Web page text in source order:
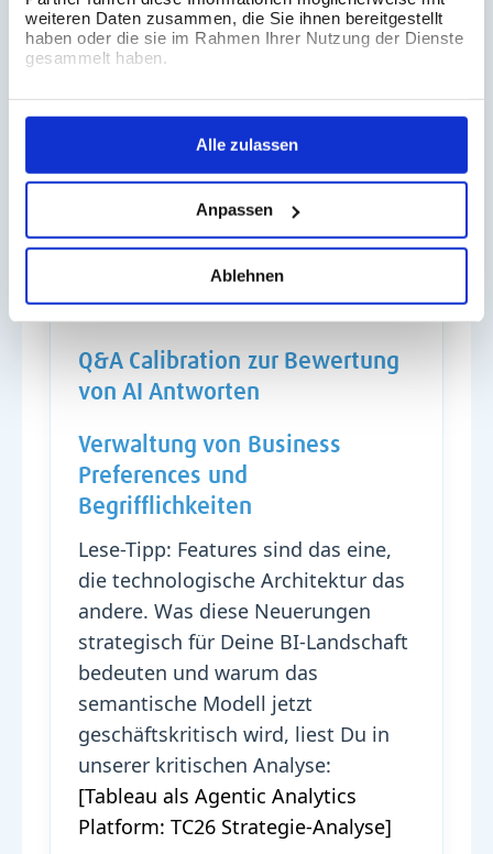
weiteren Daten zusammen, die Sie ihnen bereitgestellt
haben oder die sie im Rahmen Ihrer Nutzung der Dienste
gesammelt haben.
Alle zulassen
Anpassen
Ablehnen
das Problem unzuverlässiger AI
Antworten und setzt stark auf
Fundament. Einige interessante
Feldbeschreibungen
Erkennung ähnlicher oder
duplizierter Assets
Q&A Calibration zur Bewertung
von AI Antworten
Verwaltung von Business
Preferences und
Begrifflichkeiten
Lese-Tipp: Features sind das eine,
die technologische Architektur das
andere. Was diese Neuerungen
strategisch für Deine BI-Landschaft
bedeuten und warum das
semantische Modell jetzt
geschäftskritisch wird, liest Du in
unserer kritischen Analyse:
[Tableau als Agentic Analytics
Platform: TC26 Strategie-Analyse]